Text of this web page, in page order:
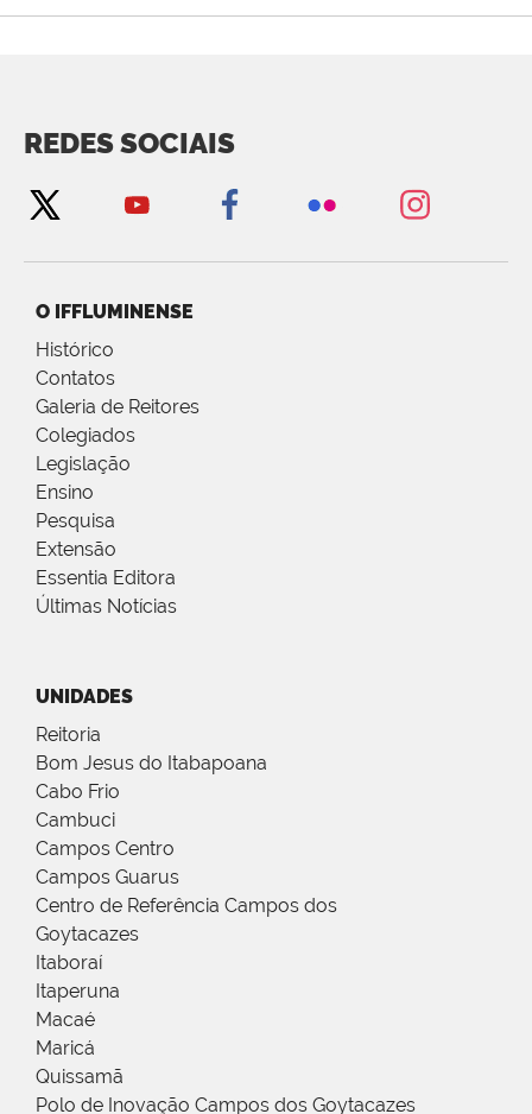
REDES SOCIAIS
O IFFLUMINENSE
Histórico
Contatos
Galeria de Reitores
Colegiados
Legislação
Ensino
Pesquisa
Extensão
Essentia Editora
Últimas Notícias
UNIDADES
Reitoria
Bom Jesus do Itabapoana
Cabo Frio
Cambuci
Campos Centro
Campos Guarus
Centro de Referência Campos dos
Goytacazes
Itaboraí
Itaperuna
Macaé
Maricá
Quissamã
Polo de Inovação Campos dos Goytacazes